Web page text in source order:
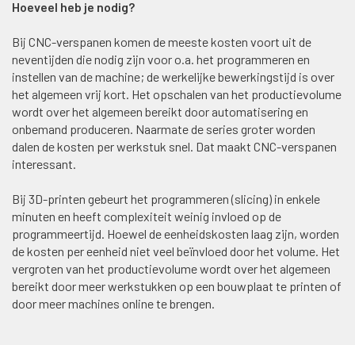
Hoeveel heb je nodig?
Bij CNC-verspanen komen de meeste kosten voort uit de
neventijden die nodig zijn voor o.a. het programmeren en
instellen van de machine; de werkelijke bewerkingstijd is over
het algemeen vrij kort. Het opschalen van het productievolume
wordt over het algemeen bereikt door automatisering en
onbemand produceren. Naarmate de series groter worden
dalen de kosten per werkstuk snel. Dat maakt CNC-verspanen
interessant.
Bij 3D-printen gebeurt het programmeren (slicing) in enkele
minuten en heeft complexiteit weinig invloed op de
programmeertijd. Hoewel de eenheidskosten laag zijn, worden
de kosten per eenheid niet veel beïnvloed door het volume. Het
vergroten van het productievolume wordt over het algemeen
bereikt door meer werkstukken op een bouwplaat te printen of
door meer machines online te brengen.